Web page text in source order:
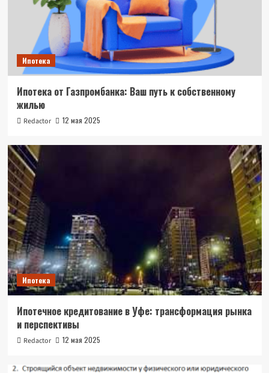
Ипотека
Ипотека от Газпромбанка: Ваш путь к собственному
жилью
Redactor 12 мая 2025
Ипотека
Ипотечное кредитование в Уфе: трансформация рынка
и перспективы
Redactor 12 мая 2025